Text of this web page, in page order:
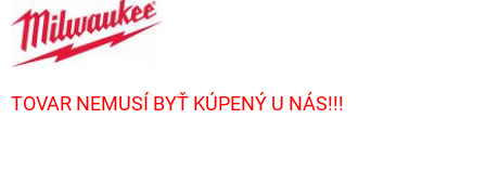
TOVAR NEMUSÍ BYŤ KÚPENÝ U NÁS!!!